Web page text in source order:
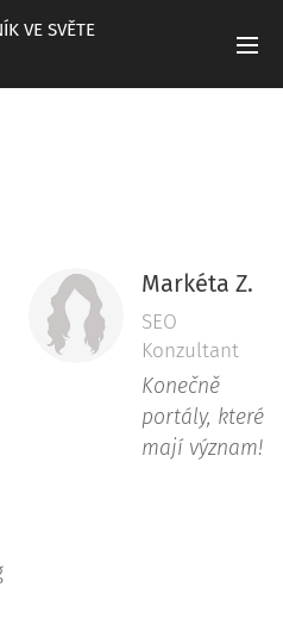
VE SVĚTE
Markéta Z.
SEO
Konzultant
Konečně
portály, které
mají význam!